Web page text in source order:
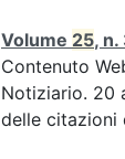
Volume 25,
Contenuto
Notiziario. 20
delle citazioni